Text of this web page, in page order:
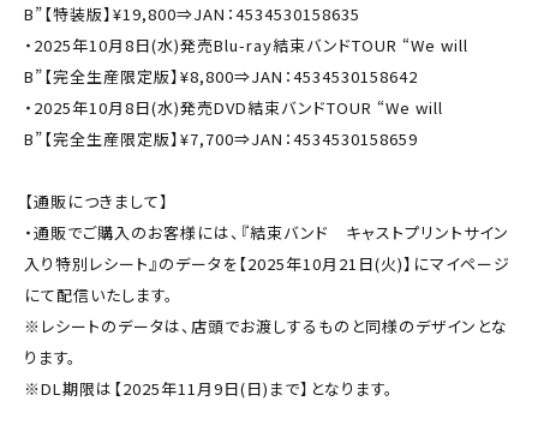
B”【特装版】¥19,800⇒JAN：4534530158635
・2025年10月8日(水)発売Blu-ray結束バンドTOUR “We will
B”【完全生産限定版】¥8,800⇒JAN：4534530158642
・2025年10月8日(水)発売DVD結束バンドTOUR “We will
B”【完全生産限定版】¥7,700⇒JAN：4534530158659
【通販につきまして】
・通販でご購入のお客様には、『結束バンド キャストプリントサイン
入り特別レシート』のデータを【2025年10月21日(火)】にマイページ
にて配信いたします。
※レシートのデータは、店頭でお渡しするものと同様のデザインとな
ります。
※DL期限は【2025年11月9日(日)まで】となります。